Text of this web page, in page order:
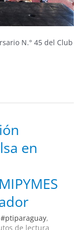
N.° 45 del Club
en
#ptiparaguay,
de lectura